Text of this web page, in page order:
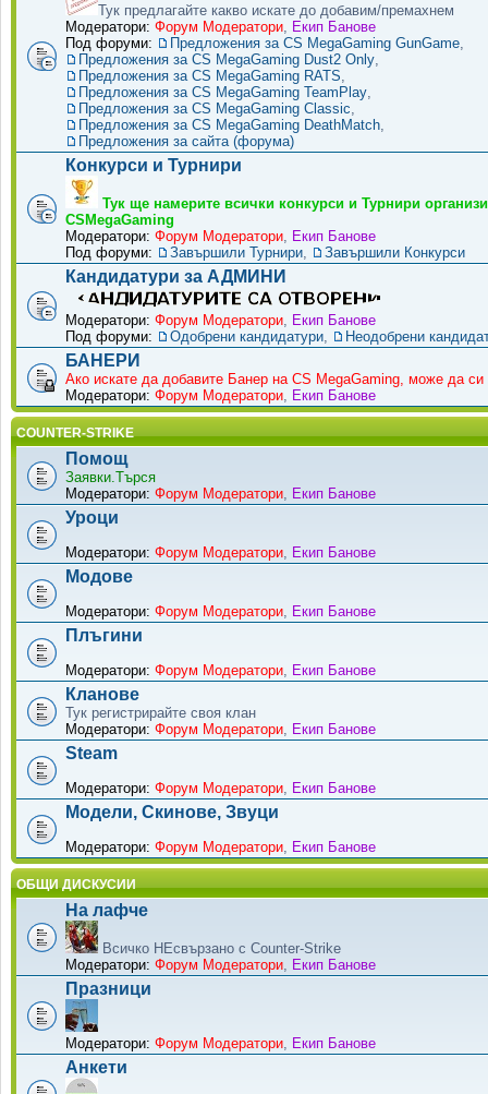
Тук предлагайте какво искате до добавим/премахнем
Модератори: Форум Модератори Екип Банове
Под форуми:
Предложения за CS MegaGaming GunGame
Предложения за CS MegaGaming Dust2 Only
Предложения за CS MegaGaming RATS
Предложения за CS MegaGaming TeamPlay
Предложения за CS MegaGaming Classic
Предложения за CS MegaGaming DeathMatch
Предложения за сайта (форума)
Конкурси и Турнири
Тук ще намерите всички конкурси и Турнири
CSMegaGaming
Модератори: Форум Модератори Екип Банове
Под форуми:
Завършили Турнири Завършили Конкурси
Кандидатури за АДМИНИ
Модератори: Форум Модератори Екип Банове
Под форуми:
Одобрени кандидатури Неодобрени
БАНЕРИ
Ако искате да добавите Банер на CS MegaGaming, може да си
Модератори: Форум Модератори Екип Банове
COUNTER-STRIKE
Помощ
Заявки.Търся
Модератори: Форум Модератори Екип Банове
Уроци
Модератори: Форум Модератори Екип Банове
Модове
Модератори: Форум Модератори Екип Банове
Плъгини
Модератори: Форум Модератори Екип Банове
Кланове
Тук регистрирайте своя клан
Модератори: Форум Модератори Екип Банове
Steam
Модератори: Форум Модератори Екип Банове
Модели, Скинове, Звуци
Модератори: Форум Модератори Екип Банове
ОБЩИ ДИСКУСИИ
На лафче
Всичко НЕсвързано с Counter-Strike
Модератори: Форум Модератори Екип Банове
Празници
Модератори: Форум Модератори Екип Банове
Анкети